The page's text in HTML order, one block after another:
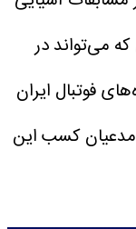
می‌تواند در
فوتبال ایران
کسب این